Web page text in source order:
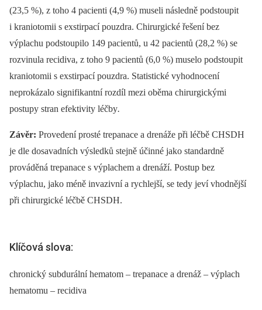
(23,5 %), z toho 4 pa­cienti (4,9 %) museli následně podstoupit
i kraniotomii s exstirpací pouzdra. Chirurgické řešení bez
výplachu podstoupilo 149 pa­cientů, u 42 pa­cientů (28,2 %) se
rozvinula recidiva, z toho 9 pa­cientů (6,0 %) muselo podstoupit
kraniotomii s exstirpací pouzdra. Statistické vyhodnocení
neprokázalo signifikantní rozdíl mezi oběma chirurgickými
postupy stran efektivity léčby.
Závěr: Provedení prosté trepanace a drenáže při léčbě CHSDH
je dle dosavadních výsledků stejně účinné jako standardně
prováděná trepanace s výplachem a drenáží. Postup bez
výplachu, jako méně invazivní a rychlejší, se tedy jeví vhodnější
při chirurgické léčbě CHSDH.
Klíčová slova:
chronický subdurální hematom – trepanace a drenáž – výplach
hematomu – recidiva